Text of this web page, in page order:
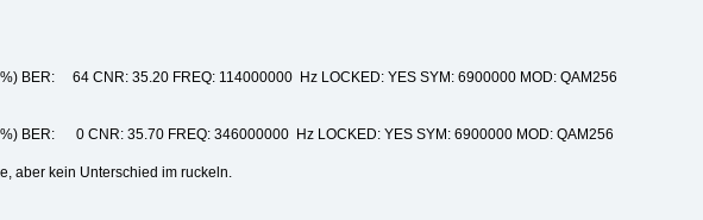
BER: 64 CNR: 35.20 FREQ: 114000000 Hz LOCKED: YES SYM: 6900000 MOD: QAM256
BER: 0 CNR: 35.70 FREQ: 346000000 Hz LOCKED: YES SYM: 6900000 MOD: QAM256
aber kein Unterschied im ruckeln.